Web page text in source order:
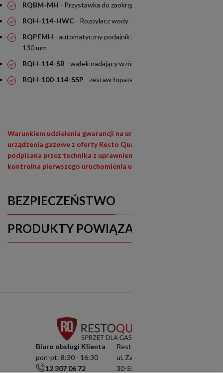
RQBM-MH - Przystawka do zaokrąglania klopsików
RQH-114-HWC - Rozpylacz wody
RQPFMH - automatyczny podajnik papieru do burgerów 80 -
130 mm
RQH-114-SR - wałek nadający wzór grilla do RQH-114
RQH-100-114-SSP - zestaw łopatek ze stali nierdzewnej
Warunkiem udzielenia gwarancji na urządzenia siłowe (400V) i
urządzenia gazowe z oferty Resto Quality jest wypełniona i
podpisana przez technika z uprawnieniami (E1,E3) lista
kontrolna pierwszego uruchomienia urządzenia
BEZPIECZEŃSTWO
PRODUKTY POWIĄZANE
Biuro obsługi Klienta
pon-pt: 8:30 - 16:30
12 307 06 72
Resto Quality Sp. z o.o.
ul. Zamknięta 10/1.5
30-554 Kraków